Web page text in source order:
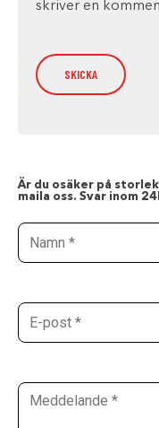
skriver en
Är du osäker på
maila oss. Svar inom